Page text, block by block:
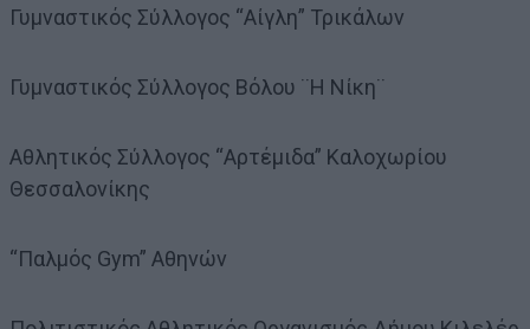
Γυμναστικός Σύλλογος “Αίγλη” Τρικάλων
Γυμναστικός Σύλλογος Βόλου ¨Η Νίκη¨
Αθλητικός Σύλλογος “Αρτέμιδα” Καλοχωρίου
Θεσσαλονίκης
“Παλμός Gym” Αθηνών